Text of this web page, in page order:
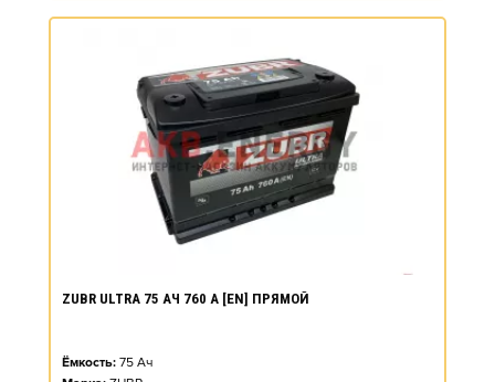
ZUBR ULTRA 75 АЧ 760 А [EN] ПРЯМОЙ
Ёмкость: 75 Ач